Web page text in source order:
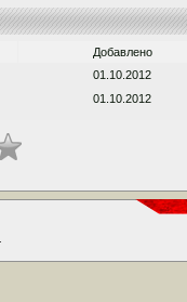
Добавлено
01.10.2012
01.10.2012